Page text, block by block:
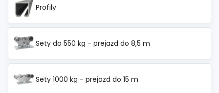
Profily
Sety do 550 kg - prejazd do 8,5 m
Sety 1000 kg - prejazd do 15 m